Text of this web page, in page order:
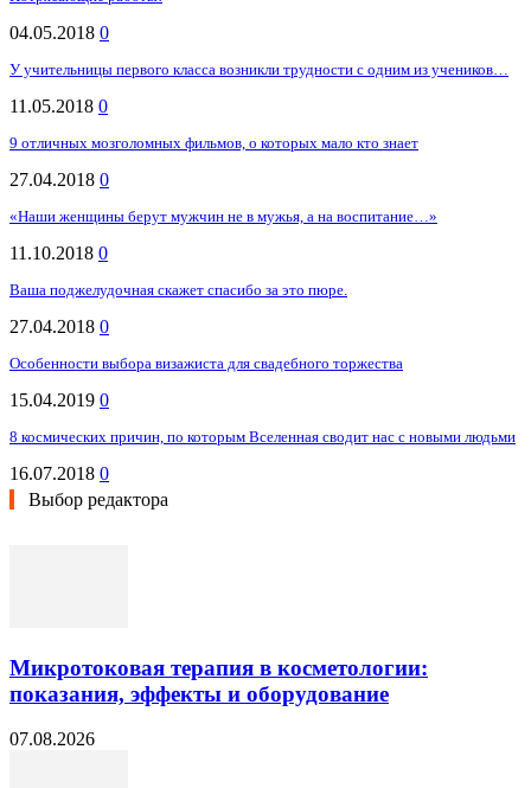
04.05.2018 0
У учительницы первого класса возникли трудности с одним из учеников…
11.05.2018 0
9 отличных мозголомных фильмов, о которых мало кто знает
27.04.2018 0
«Наши женщины берут мужчин не в мужья, а на воспитание…»
11.10.2018 0
Ваша поджелудочная скажет спасибо за это пюре.
27.04.2018 0
Особенности выбора визажиста для свадебного торжества
15.04.2019 0
8 космических причин, по которым Вселенная сводит нас с новыми людьми
16.07.2018 0
Выбор редактора
Микротоковая терапия в косметологии:
показания, эффекты и оборудование
07.08.2026